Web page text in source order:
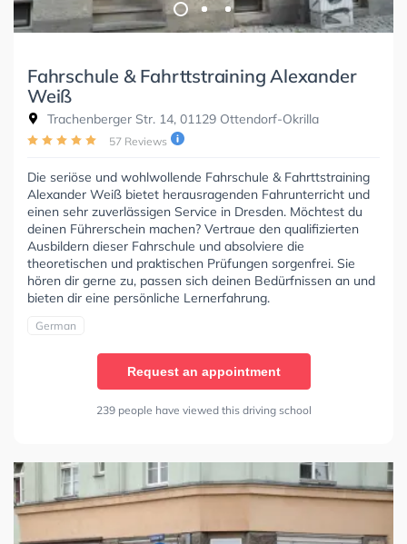
Fahrschule & Fahrttstraining Alexander
Weiß
Trachenberger Str. 14, 01129 Ottendorf-Okrilla
57 Reviews
Die seriöse und wohlwollende Fahrschule & Fahrttstraining
Alexander Weiß bietet herausragenden Fahrunterricht und
einen sehr zuverlässigen Service in Dresden. Möchtest du
deinen Führerschein machen? Vertraue den qualifizierten
Ausbildern dieser Fahrschule und absolviere die
theoretischen und praktischen Prüfungen sorgenfrei. Sie
hören dir gerne zu, passen sich deinen Bedürfnissen an und
bieten dir eine persönliche Lernerfahrung.
German
Request an appointment
239 people have viewed this driving school